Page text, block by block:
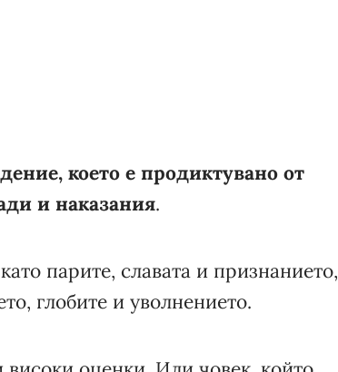
което е продиктувано от
и наказания.
парите, славата и признанието,
глобите и уволнението.